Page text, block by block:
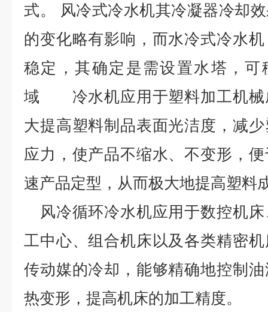
式。 风冷式冷水机其冷凝器冷却
的变化略有影响，而水冷式冷水
稳定，其确定是需设置水塔，
域 冷水机应用于塑料加工机械
大提高塑料制品表面光洁度，减
应力，使产品不缩水、不变形，
速产品定型，从而极大地提高塑
风冷循环冷水机应用于数控机
工中心、组合机床以及各类精密
传动媒的冷却，能够精确地控制
热变形，提高机床的加工精度。